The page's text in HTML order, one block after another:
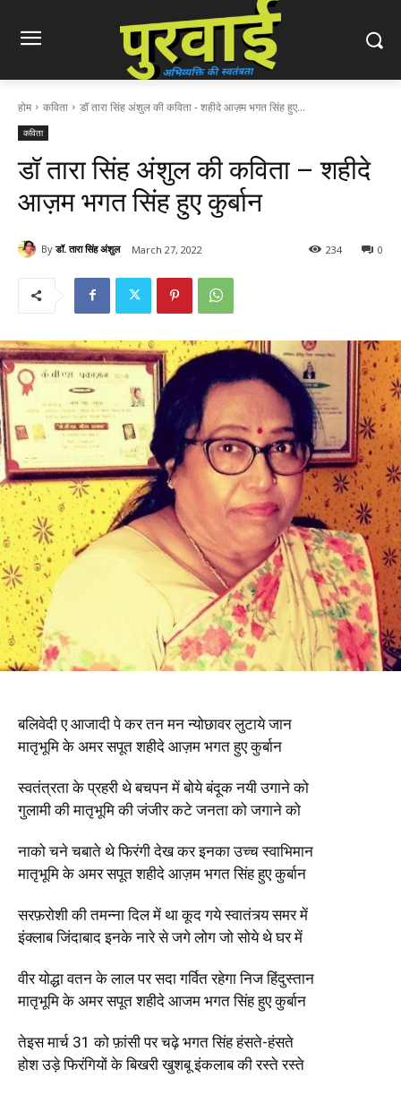
होम कविता डॉ तारा सिंह अंशुल की कविता - शहीदे आज़म भगत सिंह हुए...
कविता
डॉ तारा सिंह अंशुल की कविता – शहीदे
आज़म भगत सिंह हुए कुर्बान
By डॉ. तारा सिंह अंशुल March 27, 2022 0
234
बलिवेदी ए आजादी पे कर तन मन न्योछावर लुटाये जान
मातृभूमि के अमर सपूत शहीदे आज़म भगत हुए कुर्बान
स्वतंत्रता के प्रहरी थे बचपन में बोये बंदूक नयी उगाने को
गुलामी की मातृभूमि की जंजीर कटे जनता को जगाने को
नाको चने चबाते थे फिरंगी देख कर इनका उच्च स्वाभिमान
मातृभूमि के अमर सपूत शहीदे आज़म भगत सिंह हुए कुर्बान
सरफ़रोशी की तमन्ना दिल में था कूद गये स्वातंत्र्य समर में
इंक्लाब जिंदाबाद इनके नारे से जगे लोग जो सोये थे घर में
वीर योद्धा वतन के लाल पर सदा गर्वित रहेगा निज हिंदुस्तान
मातृभूमि के अमर सपूत शहीदे आजम भगत सिंह हुए कुर्बान
तेइस मार्च 31 को फ़ांसी पर चढ़े भगत सिंह हंसते-हंसते
होश उड़े फिरंगियों के बिखरी खुशबू इंकलाब की रस्ते रस्ते